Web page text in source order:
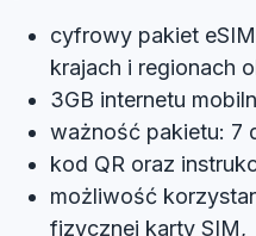
cyfrowy pakiet
krajach i regionach
3GB internetu
ważność pakietu: 7
kod QR oraz
możliwość
fizycznej karty SIM,